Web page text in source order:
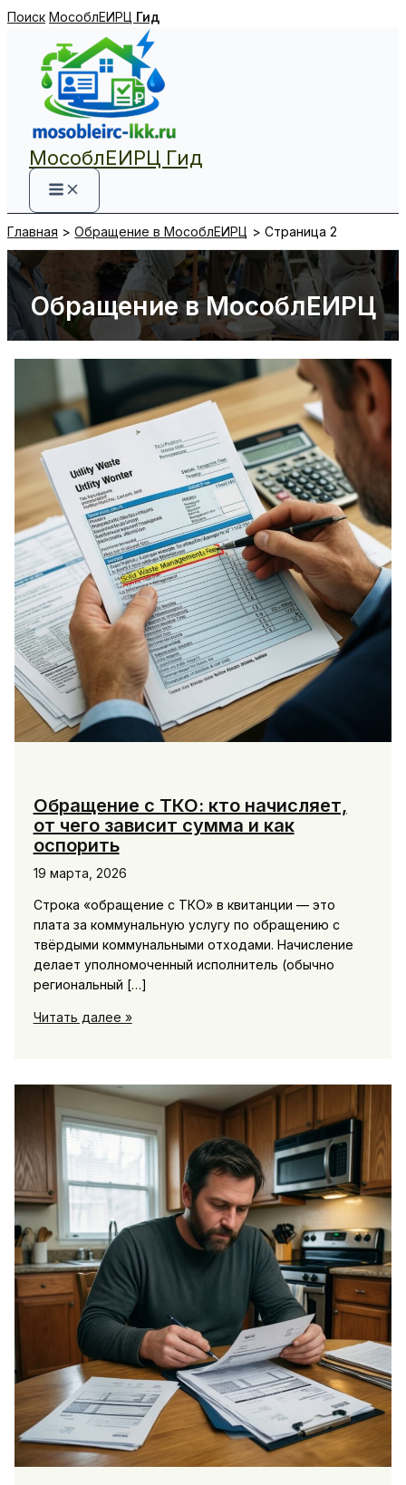
Перейти
содержимому
Поиск МособлЕИРЦ Гид
МособлЕИРЦ Гид
Главная Обращение в МособлЕИРЦ Страница 2
Обращение в МособлЕИРЦ
Обращение с ТКО: кто начисляет,
от чего зависит сумма и как
оспорить
19 марта, 2026
Строка «обращение с ТКО» в квитанции — это
плата за коммунальную услугу по обращению с
твёрдыми коммунальными отходами. Начисление
делает уполномоченный исполнитель (обычно
региональный […]
Обращение
начисляет,
зависит
сумма
и
как
оспорить
Читать далее »